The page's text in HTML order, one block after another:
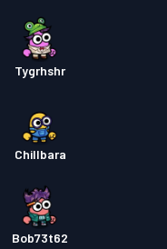
Tygrhshr
Chillbara
Bob73t62